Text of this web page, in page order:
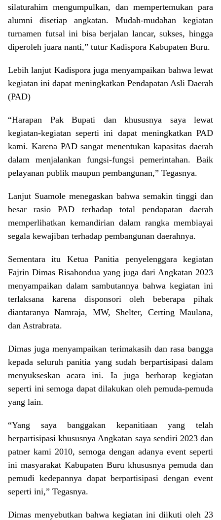
silaturahim mengumpulkan, dan mempertemukan para
alumni disetiap angkatan. Mudah-mudahan kegiatan
turnamen futsal ini bisa berjalan lancar, sukses, hingga
diperoleh juara nanti,” tutur Kadispora Kabupaten Buru.
Lebih lanjut Kadispora juga menyampaikan bahwa lewat
kegiatan ini dapat meningkatkan Pendapatan Asli Daerah
(PAD)
“Harapan Pak Bupati dan khususnya saya lewat
kegiatan-kegiatan seperti ini dapat meningkatkan PAD
kami. Karena PAD sangat menentukan kapasitas daerah
dalam menjalankan fungsi-fungsi pemerintahan. Baik
pelayanan publik maupun pembangunan,” Tegasnya.
Lanjut Suamole menegaskan bahwa semakin tinggi dan
besar rasio PAD terhadap total pendapatan daerah
memperlihatkan kemandirian dalam rangka membiayai
segala kewajiban terhadap pembangunan daerahnya.
Sementara itu Ketua Panitia penyelenggara kegiatan
Fajrin Dimas Risahondua yang juga dari Angkatan 2023
menyampaikan dalam sambutannya bahwa kegiatan ini
terlaksana karena disponsori oleh beberapa pihak
diantaranya Namraja, MW, Shelter, Certing Maulana,
dan Astrabrata.
Dimas juga menyampaikan terimakasih dan rasa bangga
kepada seluruh panitia yang sudah berpartisipasi dalam
menyukseskan acara ini. Ia juga berharap kegiatan
seperti ini semoga dapat dilakukan oleh pemuda-pemuda
yang lain.
“Yang saya banggakan kepanitiaan yang telah
berpartisipasi khususnya Angkatan saya sendiri 2023 dan
patner kami 2010, semoga dengan adanya event seperti
ini masyarakat Kabupaten Buru khususnya pemuda dan
pemudi kedepannya dapat berpartisipasi dengan event
seperti ini,” Tegasnya.
Dimas menyebutkan bahwa kegiatan ini diikuti oleh 23